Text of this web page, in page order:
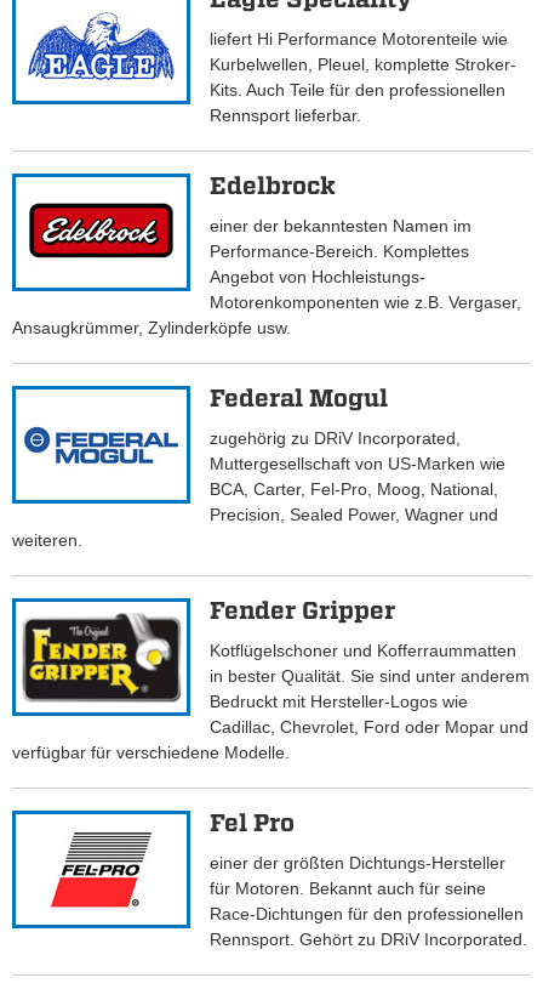
liefert Hi Performance Motorenteile wie
Kurbelwellen, Pleuel, komplette Stroker-
Kits. Auch Teile für den professionellen
Rennsport lieferbar.
Edelbrock
einer der bekanntesten Namen im
Performance-Bereich. Komplettes
Angebot von Hochleistungs-
Motorenkomponenten wie z.B. Vergaser,
Ansaugkrümmer, Zylinderköpfe usw.
Federal Mogul
zugehörig zu DRiV Incorporated,
Muttergesellschaft von US-Marken wie
BCA, Carter, Fel-Pro, Moog, National,
Precision, Sealed Power, Wagner und
weiteren.
Fender Gripper
Kotflügelschoner und Kofferraummatten
in bester Qualität. Sie sind unter anderem
Bedruckt mit Hersteller-Logos wie
Cadillac, Chevrolet, Ford oder Mopar und
verfügbar für verschiedene Modelle.
Fel Pro
einer der größten Dichtungs-Hersteller
für Motoren. Bekannt auch für seine
Race-Dichtungen für den professionellen
Rennsport. Gehört zu DRiV Incorporated.